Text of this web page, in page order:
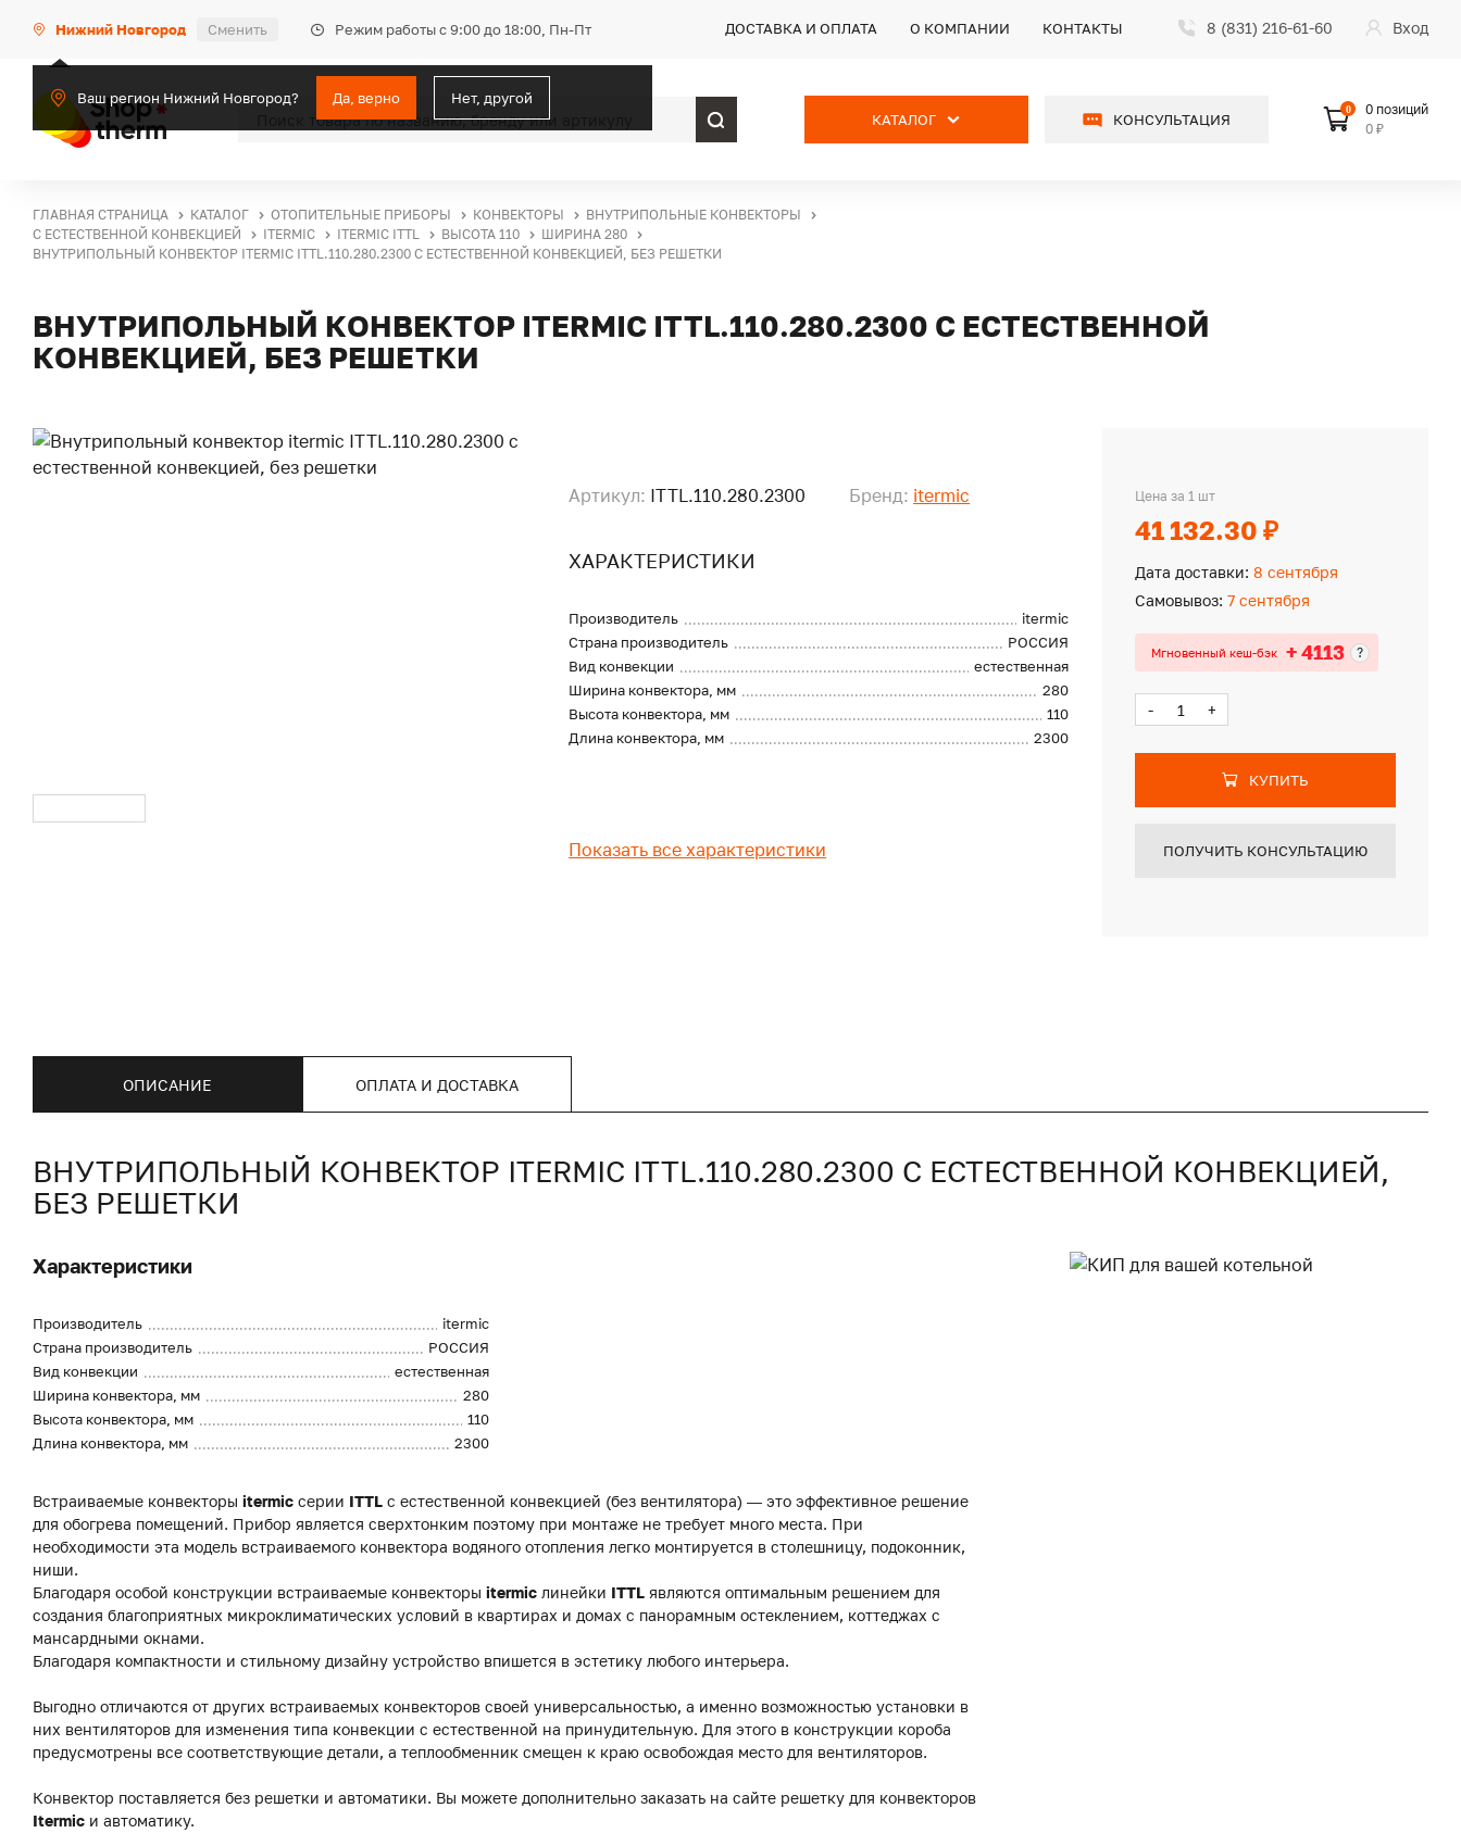
Нижний Новгород Сменить Режим работы с 9:00 до 18:00, Пн-Пт
Ваш регион Нижний Новгород? Да, верно Нет, другой
ДОСТАВКА И ОПЛАТА О КОМПАНИИ КОНТАКТЫ 8 (831) 216-61-60 Вход
КАТАЛОГ КОНСУЛЬТАЦИЯ
0
0 позиций
0 ₽
ГЛАВНАЯ СТРАНИЦА КАТАЛОГ ОТОПИТЕЛЬНЫЕ ПРИБОРЫ КОНВЕКТОРЫ
ВНУТРИПОЛЬНЫЕ КОНВЕКТОРЫ
С ЕСТЕСТВЕННОЙ КОНВЕКЦИЕЙ
ITERMIC ITERMIC ITTL ВЫСОТА 110
ШИРИНА 280
ВНУТРИПОЛЬНЫЙ КОНВЕКТОР ITERMIC ITTL.110.280.2300 С ЕСТЕСТВЕННОЙ КОНВЕКЦИЕЙ, БЕЗ РЕШЕТКИ
ВНУТРИПОЛЬНЫЙ КОНВЕКТОР ITERMIC ITTL.110.280.2300 С ЕСТЕСТВЕННОЙ
КОНВЕКЦИЕЙ, БЕЗ РЕШЕТКИ
Артикул: ITTL.110.280.2300 Бренд: itermic
ХАРАКТЕРИСТИКИ
Производитель
itermic
Страна производитель
РОССИЯ
Вид конвекции
естественная
Ширина конвектора, мм
280
Высота конвектора, мм
110
Длина конвектора, мм
2300
Показать все характеристики
Цена за 1 шт
41 132.30 ₽
Дата доставки: 8 сентября
Самовывоз: 7 сентября
Мгновенный кеш-бэк + 4113 ?
- +
КУПИТЬ
ПОЛУЧИТЬ КОНСУЛЬТАЦИЮ
ОПИСАНИЕ ОПЛАТА И ДОСТАВКА
ВНУТРИПОЛЬНЫЙ КОНВЕКТОР ITERMIC ITTL.110.280.2300 С ЕСТЕСТВЕННОЙ КОНВЕКЦИЕЙ,
БЕЗ РЕШЕТКИ
Характеристики
Производитель
itermic
Страна производитель
РОССИЯ
Вид конвекции
естественная
Ширина конвектора, мм
280
Высота конвектора, мм
110
Длина конвектора, мм
2300
Встраиваемые конвекторы itermic серии ITTL с естественной конвекцией (без вентилятора) — это эффективное решение
для обогрева помещений. Прибор является сверхтонким поэтому при монтаже не требует много места. При
необходимости эта модель встраиваемого конвектора водяного отопления легко монтируется в столешницу, подоконник,
ниши.
Благодаря особой конструкции встраиваемые конвекторы itermic линейки ITTL являются оптимальным решением для
создания благоприятных микроклиматических условий в квартирах и домах с панорамным остеклением, коттеджах с
мансардными окнами.
Благодаря компактности и стильному дизайну устройство впишется в эстетику любого интерьера.
Выгодно отличаются от других встраиваемых конвекторов своей универсальностью, а именно возможностью установки в
них вентиляторов для изменения типа конвекции с естественной на принудительную. Для этого в конструкции короба
предусмотрены все соответствующие детали, а теплообменник смещен к краю освобождая место для вентиляторов.
Конвектор поставляется без решетки и автоматики. Вы можете дополнительно заказать на сайте решетку для конвекторов
Itermic и автоматику.